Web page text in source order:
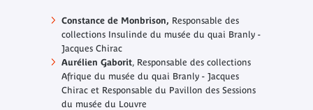
Constance de Monbrison, Responsable des
collections Insulinde du musée du quai Branly -
Jacques Chirac
Aurélien Gaborit, Responsable des collections
Afrique du musée du quai Branly - Jacques
Chirac et Responsable du Pavillon des Sessions
du musée du Louvre